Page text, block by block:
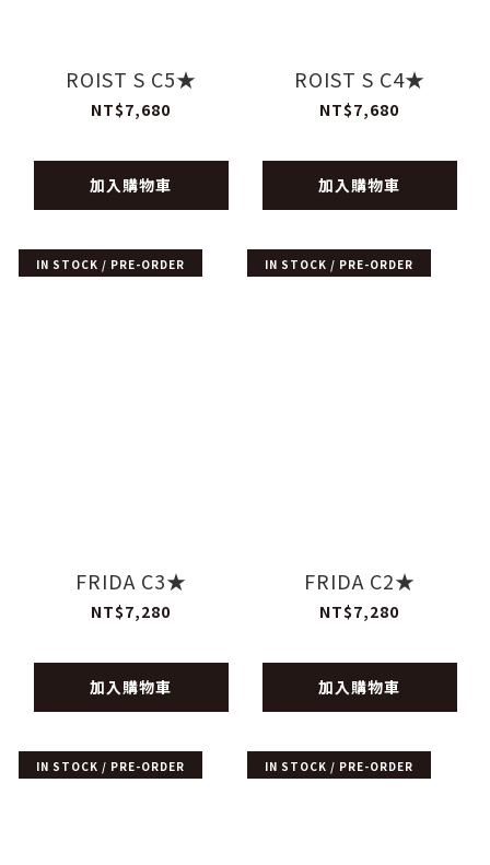
ROIST S C5★
NT$7,680
加入購物車
ROIST S C4★
NT$7,680
加入購物車
IN STOCK / PRE-ORDER
FRIDA C3★
NT$7,280
加入購物車
IN STOCK / PRE-ORDER
FRIDA C2★
NT$7,280
加入購物車
IN STOCK / PRE-ORDER IN STOCK / PRE-ORDER